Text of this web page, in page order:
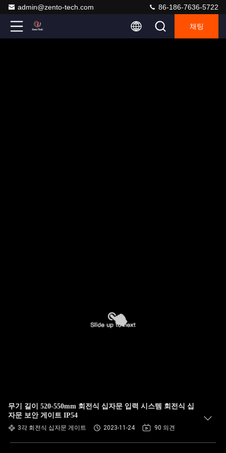
admin@zento-tech.com 86-186-7636-5722
채팅
무기 길이 520-550mm 회전식 십자문 입력 시스템 회전식 십
자문 보안 게이트 IP54
3각 회전식 십자문 게이트 2023-11-24 90 의견